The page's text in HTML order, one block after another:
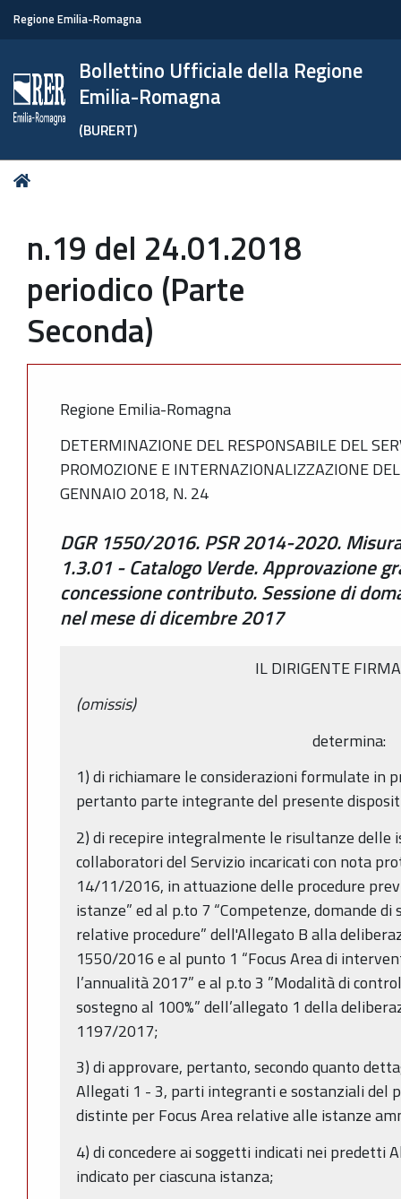
Regione Emilia-Romagna
Bollettino Ufficiale della Regione
Emilia-Romagna
(BURERT)
Tu
n.19 del 24.01.2018
periodico (Parte
Seconda)
Regione Emilia-Romagna
DETERMINAZIONE DEL RESPONSABILE DEL
PROMOZIONE E INTERNAZIONALIZZAZIONE
GENNAIO 2018, N. 24
DGR 1550/2016. PSR 2014-2020.
1.3.01 - Catalogo Verde. Approvazione
concessione contributo. Sessione di
nel mese di dicembre 2017
IL DIRIGENTE
(omissis)
determina:
1) di richiamare le considerazioni formulate in
pertanto parte integrante del presente
2) di recepire integralmente le risultanze
collaboratori del Servizio incaricati con nota
14/11/2016, in attuazione delle procedure
istanze” ed al p.to 7 “Competenze, domande
relative procedure” dell'Allegato B alla
1550/2016 e al punto 1 “Focus Area di
l’annualità 2017” e al p.to 3 ”Modalità di
sostegno al 100%” dell’allegato 1 della
1197/2017;
3) di approvare, pertanto, secondo quanto
Allegati 1 - 3, parti integranti e sostanziali del
distinte per Focus Area relative alle istanze
4) di concedere ai soggetti indicati nei predetti
indicato per ciascuna istanza;